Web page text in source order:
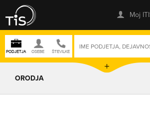
ISKANJE
ORODJA